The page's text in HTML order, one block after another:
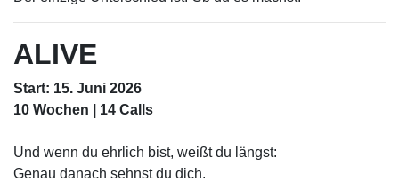
ALIVE
Start: 15. Juni 2026
10 Wochen | 14 Calls
Und wenn du ehrlich bist, weißt du längst:
Genau danach sehnst du dich.